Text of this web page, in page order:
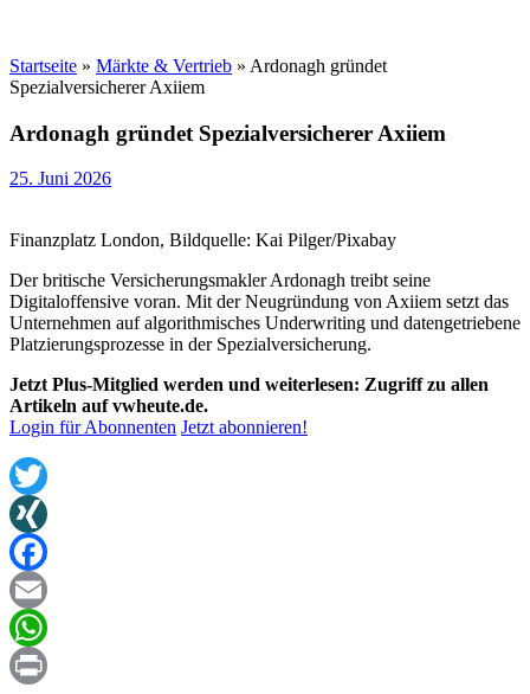
Startseite » Märkte & Vertrieb » Ardonagh gründet
Spezialversicherer Axiiem
Ardonagh gründet Spezialversicherer Axiiem
25. Juni 2026
Finanzplatz London, Bildquelle: Kai Pilger/Pixabay
Der britische Versicherungsmakler Ardonagh treibt seine
Digitaloffensive voran. Mit der Neugründung von Axiiem setzt das
Unternehmen auf algorithmisches Underwriting und datengetriebene
Platzierungsprozesse in der Spezialversicherung.
Jetzt Plus-Mitglied werden und weiterlesen: Zugriff zu allen
Artikeln auf vwheute.de.
Login für Abonnenten Jetzt abonnieren!
Twitter
XING
Facebook
Email
WhatsApp